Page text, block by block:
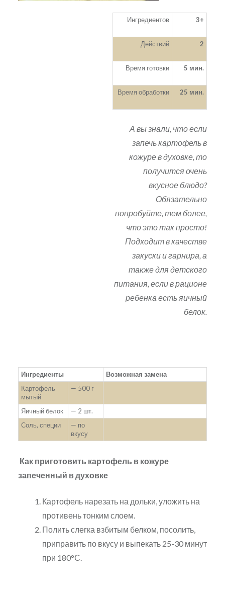
Ингредиентов 3+
Действий 2
Время готовки 5 мин.
Время обработки 25 мин.
А вы знали, что если
запечь картофель в
кожуре в духовке, то
получится очень
вкусное блюдо?
Обязательно
попробуйте, тем более,
что это так просто!
Подходит в качестве
закуски и гарнира, а
также для детского
питания, если в рационе
ребенка есть яичный
белок.
Ингредиенты
Возможная замена
Картофель
мытый
— 500 г
Яичный белок
— 2 шт.
Соль, специи
— по
вкусу
Как приготовить картофель в кожуре
запеченный в духовке
Картофель нарезать на дольки, уложить на
противень тонким слоем.
Полить слегка взбитым белком, посолить,
приправить по вкусу и выпекать 25-30 минут
при 180°С.